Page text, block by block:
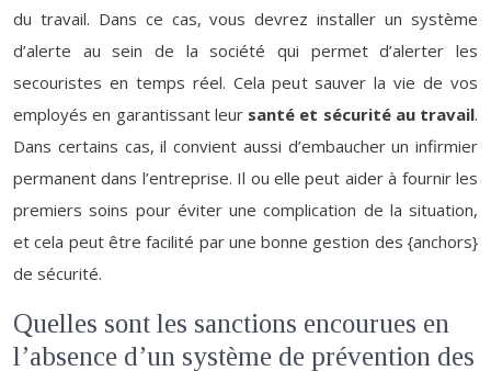
du travail. Dans ce cas, vous devrez installer un système
d’alerte au sein de la société qui permet d’alerter les
secouristes en temps réel. Cela peut sauver la vie de vos
employés en garantissant leur santé et sécurité au travail.
Dans certains cas, il convient aussi d’embaucher un infirmier
permanent dans l’entreprise. Il ou elle peut aider à fournir les
premiers soins pour éviter une complication de la situation,
et cela peut être facilité par une bonne gestion des {anchors}
de sécurité.
Quelles sont les sanctions encourues en
l’absence d’un système de prévention des